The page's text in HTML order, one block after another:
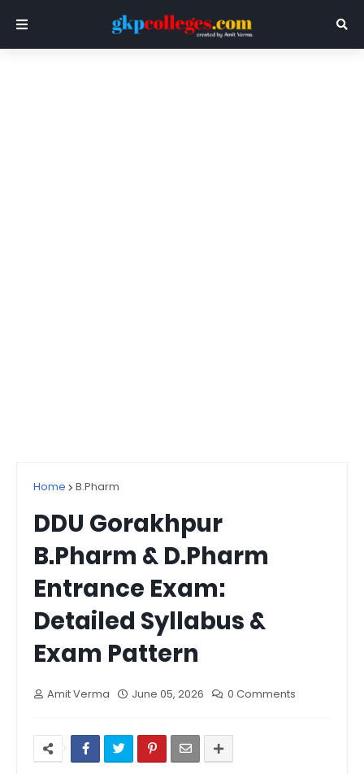
Home B.Pharm
DDU Gorakhpur
B.Pharm & D.Pharm
Entrance Exam:
Detailed Syllabus &
Exam Pattern
Amit Verma June 05, 2026 0 Comments